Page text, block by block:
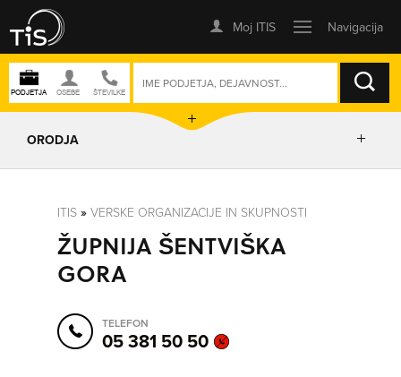
ISKANJE
ORODJA
IZRIŠI POT
ITIS » VERSKE ORGANIZACIJE IN SKUPNOSTI
ŽUPNIJA ŠENTVIŠKA
GORA
TELEFON
05 381 50 50